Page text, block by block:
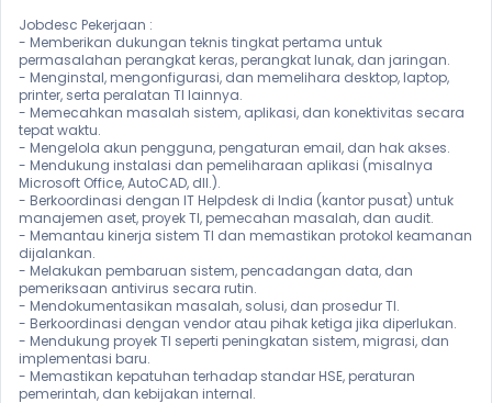
Jobdesc Pekerjaan :
- Memberikan dukungan teknis tingkat pertama untuk
permasalahan perangkat keras, perangkat lunak, dan jaringan.
- Menginstal, mengonfigurasi, dan memelihara desktop, laptop,
printer, serta peralatan TI lainnya.
- Memecahkan masalah sistem, aplikasi, dan konektivitas secara
tepat waktu.
- Mengelola akun pengguna, pengaturan email, dan hak akses.
- Mendukung instalasi dan pemeliharaan aplikasi (misalnya
Microsoft Office, AutoCAD, dll.).
- Berkoordinasi dengan IT Helpdesk di India (kantor pusat) untuk
manajemen aset, proyek TI, pemecahan masalah, dan audit.
- Memantau kinerja sistem TI dan memastikan protokol keamanan
dijalankan.
- Melakukan pembaruan sistem, pencadangan data, dan
pemeriksaan antivirus secara rutin.
- Mendokumentasikan masalah, solusi, dan prosedur TI.
- Berkoordinasi dengan vendor atau pihak ketiga jika diperlukan.
- Mendukung proyek TI seperti peningkatan sistem, migrasi, dan
implementasi baru.
- Memastikan kepatuhan terhadap standar HSE, peraturan
pemerintah, dan kebijakan internal.